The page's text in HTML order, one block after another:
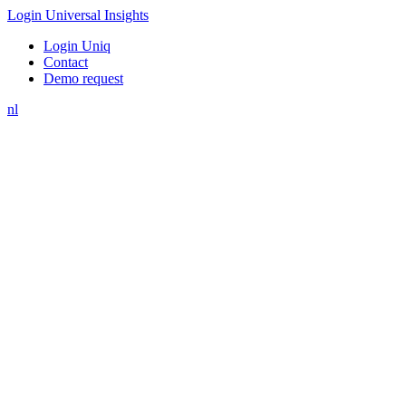
Login Universal Insights
Login Uniq
Contact
Demo request
nl